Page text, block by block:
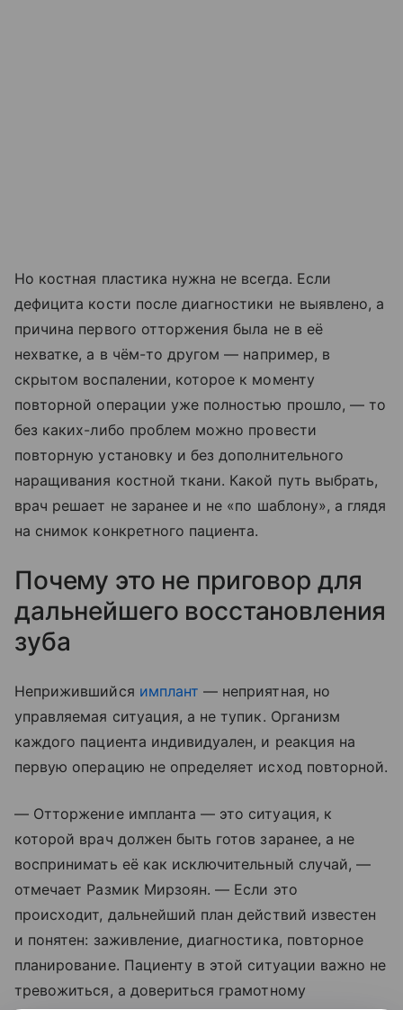
Но костная пластика нужна не всегда. Если
дефицита кости после диагностики не выявлено, а
причина первого отторжения была не в её
нехватке, а в чём-то другом — например, в
скрытом воспалении, которое к моменту
повторной операции уже полностью прошло, — то
без каких-либо проблем можно провести
повторную установку и без дополнительного
наращивания костной ткани. Какой путь выбрать,
врач решает не заранее и не «по шаблону», а глядя
на снимок конкретного пациента.
Почему это не приговор для
дальнейшего восстановления
зуба
Неприжившийся имплант — неприятная, но
управляемая ситуация, а не тупик. Организм
каждого пациента индивидуален, и реакция на
первую операцию не определяет исход повторной.
— Отторжение импланта — это ситуация, к
которой врач должен быть готов заранее, а не
воспринимать её как исключительный случай, —
отмечает Размик Мирзоян. — Если это
происходит, дальнейший план действий известен
и понятен: заживление, диагностика, повторное
планирование. Пациенту в этой ситуации важно не
тревожиться, а довериться грамотному